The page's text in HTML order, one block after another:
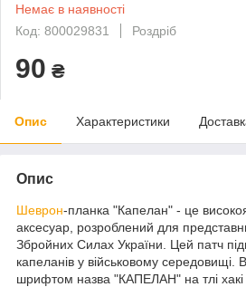
Немає в наявності
Код: 800029831
Роздріб
90 ₴
Опис Характеристики
Опис
Шеврон-планка "Капелан" - це
аксесуар, розроблений для
Збройних Силах України. Цей патч
капеланів у військовому середовищі.
шрифтом назва "КАПЕЛАН" на тлі хакі